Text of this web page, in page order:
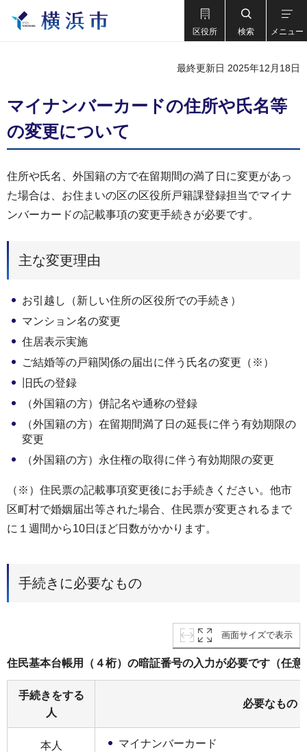
区役所 検索 メニュー
最終更新日 2025年12月18日
マイナンバーカードの住所や氏名等
の変更について
住所や氏名、外国籍の方で在留期間の満了日に変更があっ
た場合は、お住まいの区の区役所戸籍課登録担当でマイナ
ンバーカードの記載事項の変更手続きが必要です。
主な変更理由
お引越し（新しい住所の区役所での手続き）
マンション名の変更
住居表示実施
ご結婚等の戸籍関係の届出に伴う氏名の変更（※）
旧氏の登録
（外国籍の方）併記名や通称の登録
（外国籍の方）在留期間満了日の延長に伴う有効期限の
変更
（外国籍の方）永住権の取得に伴う有効期限の変更
（※）住民票の記載事項変更後にお手続きください。他市
区町村で婚姻届出等された場合、住民票が変更されるまで
に１週間から10日ほど日数がかかります。
手続きに必要なもの
画面サイズで表示
住民基本台帳用（４桁）の暗証番号の入力が必要です（任意
手続きをする
人
必要なもの
本人 マイナンバーカード